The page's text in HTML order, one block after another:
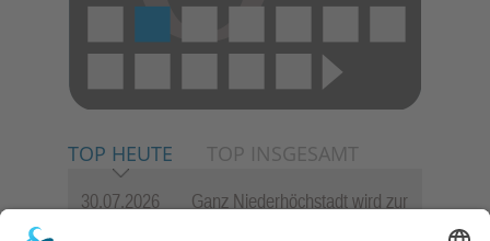
TOP HEUTE TOP INSGESAMT
30.07.2026
Ganz Niederhöchstadt wird zur